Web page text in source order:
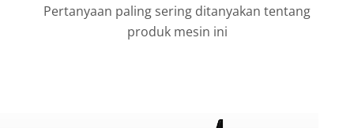
Pertanyaan paling sering ditanyakan tentang
produk mesin ini